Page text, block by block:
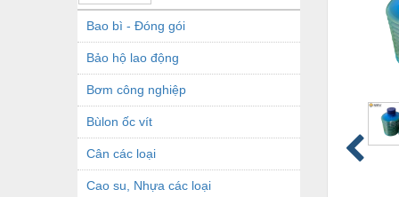
Bao bì - Đóng gói
Bảo hộ lao động
Bơm công nghiệp
Bùlon ốc vít
Cân các loại
Cao su, Nhựa các loại